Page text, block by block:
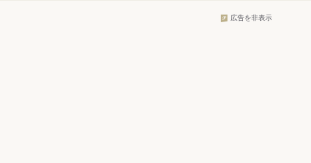
広告を非表示